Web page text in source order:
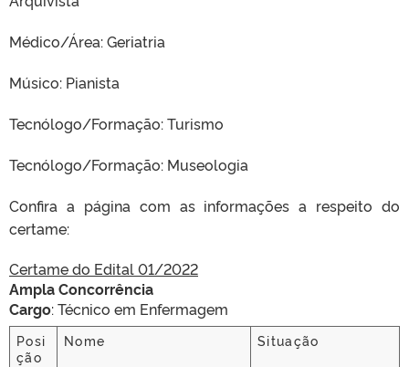
Médico/Área: Geriatria
Músico: Pianista
Tecnólogo/Formação: Turismo
Tecnólogo/Formação: Museologia
Confira a página com as informações a respeito do
certame:
Certame do Edital 01/2022
Ampla Concorrência
Cargo: Técnico em Enfermagem
Posi
ção
Nome Situação